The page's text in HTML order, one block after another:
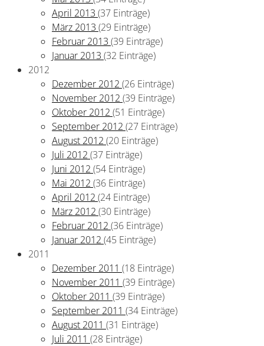
April 2013 (37 Einträge)
März 2013 (29 Einträge)
Februar 2013 (39 Einträge)
Januar 2013 (32 Einträge)
2012
Dezember 2012 (26 Einträge)
November 2012 (39 Einträge)
Oktober 2012 (51 Einträge)
September 2012 (27 Einträge)
August 2012 (20 Einträge)
Juli 2012 (37 Einträge)
Juni 2012 (54 Einträge)
Mai 2012 (36 Einträge)
April 2012 (24 Einträge)
März 2012 (30 Einträge)
Februar 2012 (36 Einträge)
Januar 2012 (45 Einträge)
2011
Dezember 2011 (18 Einträge)
November 2011 (39 Einträge)
Oktober 2011 (39 Einträge)
September 2011 (34 Einträge)
August 2011 (31 Einträge)
Juli 2011 (28 Einträge)